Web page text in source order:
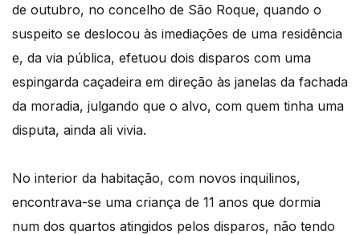
de outubro, no concelho de São Roque, quando o
suspeito se deslocou às imediações de uma residência
e, da via pública, efetuou dois disparos com uma
espingarda caçadeira em direção às janelas da fachada
da moradia, julgando que o alvo, com quem tinha uma
disputa, ainda ali vivia.
No interior da habitação, com novos inquilinos,
encontrava-se uma criança de 11 anos que dormia
num dos quartos atingidos pelos disparos, não tendo